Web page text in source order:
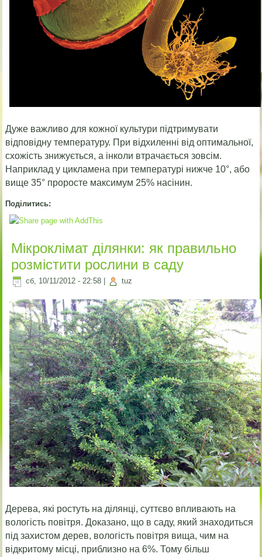
Дуже важливо для кожної культури підтримувати
відповідну температуру. При відхиленні від оптимальної,
схожість знижується, а інколи втрачається зовсім.
Наприклад у цикламена при температурі нижче 10°, або
вище 35° проросте максимум 25% насінин.
Поділитись:
Мікроклімат ділянки: як правильно
розмістити рослини в саду
сб, 10/11/2012 - 22:58 tuz
Дерева, які ростуть на ділянці, суттєво впливають на
вологість повітря. Доказано, що в саду, який знаходиться
під захистом дерев, вологість повітря вища, чим на
відкритому місці, приблизно на 6%. Тому більш